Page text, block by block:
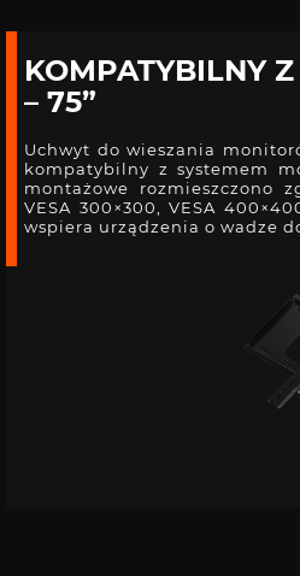
KOMPATYBILNY
– 75”
Uchwyt do wieszania
kompatybilny z systemem
montażowe rozmieszczono
VESA 300×300, VESA
wspiera urządzenia o wadze